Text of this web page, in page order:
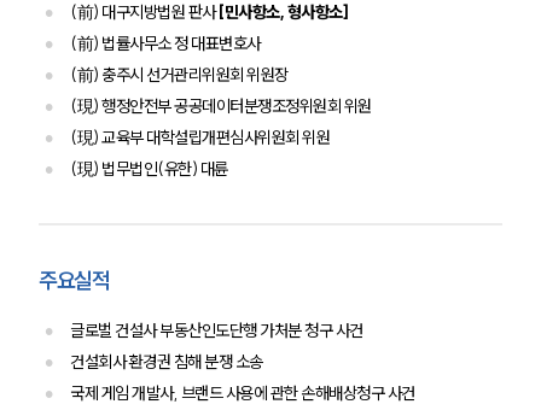
소식/자료
언론보도
공지사항
법률 블로그
법률서식
뉴스레터/브로슈어
대륜법률상담예약
(前) 대구지방법원 판사[민사항소, 형사항소]
(前) 법률사무소 정 대표변호사
(前) 충주시 선거관리위원회 위원장
(現) 행정안전부 공공데이터분쟁조정위원회 위원
(現) 교육부 대학설립개편심사위원회 위원
(現) 법무법인(유한) 대륜
주요실적
글로벌 건설사 부동산인도단행 가처분 청구 사건
건설회사 환경권 침해 분쟁 소송
국제 게임 개발사, 브랜드 사용에 관한 손해배상청구 사건